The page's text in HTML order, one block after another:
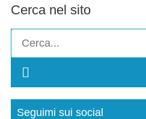
Cerca nel sito
Seguimi sui social